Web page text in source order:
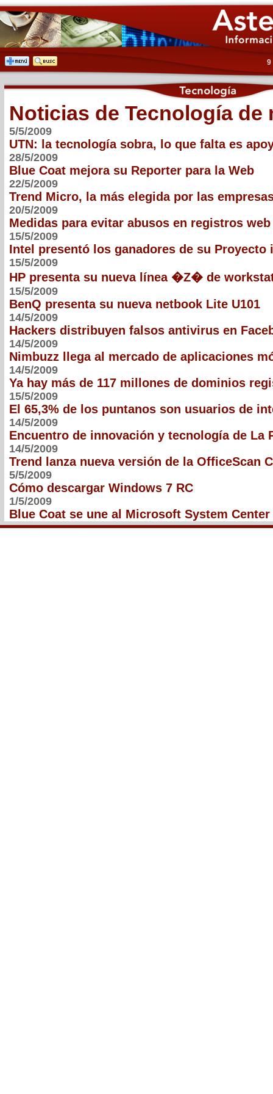
9
Noticias de Tecnología de
5/5/2009
UTN: la tecnología sobra, lo que falta es
28/5/2009
Blue Coat mejora su Reporter para la Web
22/5/2009
Trend Micro, la más elegida por las
20/5/2009
Medidas para evitar abusos en registros web
15/5/2009
Intel presentó los ganadores de su Proyecto
15/5/2009
HP presenta su nueva línea �Z� de
15/5/2009
BenQ presenta su nueva netbook Lite U101
14/5/2009
Hackers distribuyen falsos antivirus en
14/5/2009
Nimbuzz llega al mercado de aplicaciones
14/5/2009
Ya hay más de 117 millones de dominios
15/5/2009
El 65,3% de los puntanos son usuarios de
14/5/2009
Encuentro de innovación y tecnología de La
14/5/2009
Trend lanza nueva versión de la OfficeScan
5/5/2009
Cómo descargar Windows 7 RC
1/5/2009
Blue Coat se une al Microsoft System